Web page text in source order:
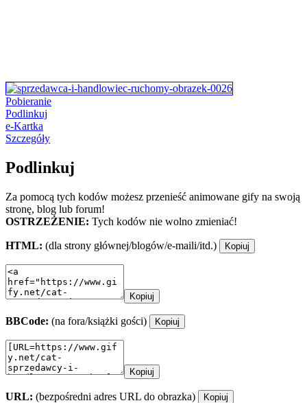
Pobieranie
Podlinkuj
e-Kartka
Szczegóły
Podlinkuj
Za pomocą tych kodów możesz przenieść animowane gify na swoją
stronę, blog lub forum!
OSTRZEŻENIE: Tych kodów nie wolno zmieniać!
HTML: (dla strony głównej/blogów/e-maili/itd.) Kopiuj
Kopiuj
BBCode: (na fora/książki gości) Kopiuj
Kopiuj
URL: (bezpośredni adres URL do obrazka) Kopiuj